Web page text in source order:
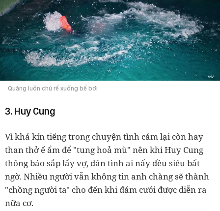
Quăng luôn chú rể xuống bể bơi
3. Huy Cung
Vì khá kín tiếng trong chuyện tình cảm lại còn hay
than thở ế ẩm để "tung hoả mù" nên khi Huy Cung
thông báo sắp lấy vợ, dân tình ai nấy đều siêu bất
ngờ. Nhiều người vẫn không tin anh chàng sẽ thành
"chồng người ta" cho đến khi đám cưới được diễn ra
nữa cơ.